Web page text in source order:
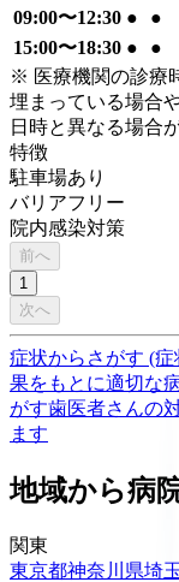
09:00〜12:30 ● ●
15:00〜18:30 ● ●
※ 医療機関の診療
埋まっている場合
日時と異なる場合
特徴
駐車場あり
バリアフリー
院内感染対策
前へ
1
次へ
症状からさがす (
果をもとに適切な
がす歯医者さんの
ます
地域から病
関東
東京都神奈川県埼